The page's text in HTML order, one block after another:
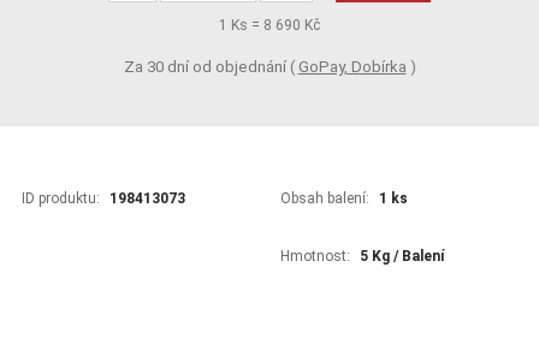
1 Ks = 8 690 Kč
Za 30 dní od objednání ( GoPay, Dobírka )
ID produktu: 198413073 Obsah balení: 1 ks
Hmotnost: 5 Kg / Balení